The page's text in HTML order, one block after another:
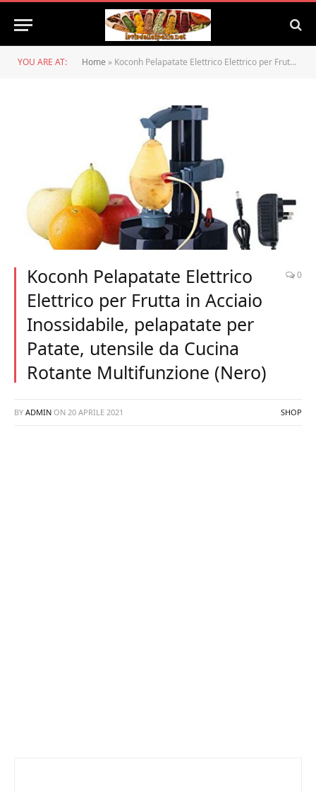
YOU ARE AT: Home » Koconh Pelapatate Elettrico Elettrico per Frutta in Acciaio Inossidabile, pelapatate per Patate, utensile da Cucina Rotante Multifunzione (Nero)
Koconh Pelapatate Elettrico
Elettrico per Frutta in Acciaio
Inossidabile, pelapatate per
Patate, utensile da Cucina
Rotante Multifunzione (Nero)
0
BY ADMIN ON 20 APRILE 2021 SHOP